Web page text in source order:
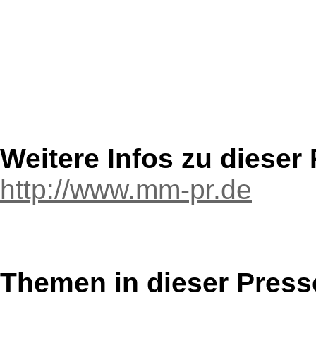
Weitere Infos zu dieser
http://www.mm-pr.de
Themen in dieser